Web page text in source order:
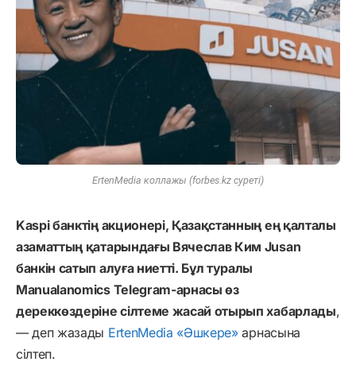
ErtenMedia коллажы (forbes.kz cуреті)
Kaspi банктің акционері, Қазақстанның ең қалталы
азаматтың қатарындағы Вячеслав Ким Jusan
банкін сатып алуға ниетті. Бұл туралы
Manualanomics Telegram-арнасы өз
дереккөздеріне сілтеме жасай отырып хабарлады,
— деп жазады ErtenMedia «Әшкере»арнасына
сілтеп.